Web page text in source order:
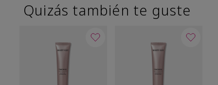
Quizás también te guste